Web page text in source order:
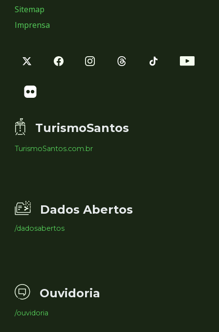
Sitemap
Imprensa
TurismoSantos
TurismoSantos.com.br
Dados Abertos
/dadosabertos
Ouvidoria
/ouvidoria